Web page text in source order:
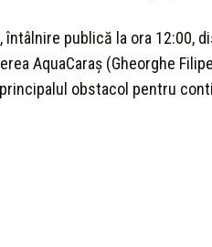
publică la ora 12:00,
AquaCaraș (Gheorghe
obstacol pentru